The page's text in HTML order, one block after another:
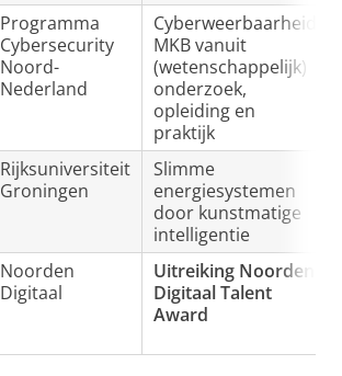
Programma
Cybersecurity
Noord-
Nederland
Cyberweerbaarheid
MKB vanuit
(wetenschappelijk)
onderzoek,
opleiding en
praktijk
Rijksuniversiteit
Groningen
Slimme
energiesystemen
door kunstmatige
intelligentie
Noorden
Digitaal
Uitreiking Noorden
Digitaal Talent
Award